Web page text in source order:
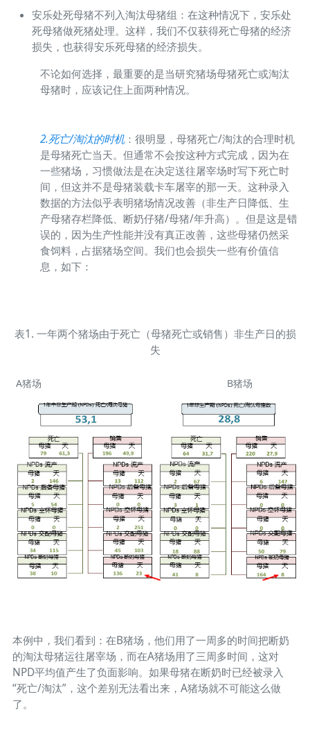
安乐处死母猪不列入淘汰母猪组：在这种情况下，安乐处
死母猪做死猪处理。这样，我们不仅获得死亡母猪的经济
损失，也获得安乐死母猪的经济损失。
不论如何选择，最重要的是当研究猪场母猪死亡或淘汰
母猪时，应该记住上面两种情况。
2.死亡/淘汰的时机：很明显，母猪死亡/淘汰的合理时机
是母猪死亡当天。但通常不会按这种方式完成，因为在
一些猪场，习惯做法是在决定送往屠宰场时写下死亡时
间，但这并不是母猪装载卡车屠宰的那一天。这种录入
数据的方法似乎表明猪场情况改善（非生产日降低、生
产母猪存栏降低、断奶仔猪/母猪/年升高）。但是这是错
误的，因为生产性能并没有真正改善，这些母猪仍然采
食饲料，占据猪场空间。我们也会损失一些有价值信
息，如下：
表1. 一年两个猪场由于死亡（母猪死亡或销售）非生产日的损
失
A猪场 B猪场
本例中，我们看到：在B猪场，他们用了一周多的时间把断奶
的淘汰母猪运往屠宰场，而在A猪场用了三周多时间，这对
NPD平均值产生了负面影响。如果母猪在断奶时已经被录入
“死亡/淘汰”，这个差别无法看出来，A猪场就不可能这么做
了。